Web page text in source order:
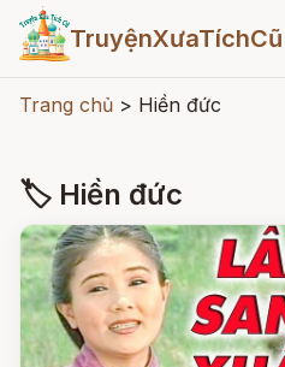
TruyệnXưaTíchCũ
Trang chủ > Hiền đức
🏷 Hiền đức